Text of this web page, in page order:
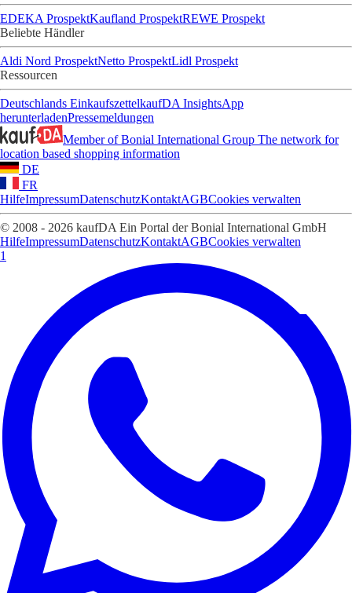
EDEKA ProspektKaufland ProspektREWE Prospekt
Beliebte Händler
Aldi Nord ProspektNetto ProspektLidl Prospekt
Ressourcen
Deutschlands EinkaufszettelkaufDA InsightsApp
herunterladenPressemeldungen
Member of Bonial International Group The network for
location based shopping information
DE
FR
HilfeImpressumDatenschutzKontaktAGBCookies verwalten
© 2008 - 2026 kaufDA Ein Portal der Bonial International GmbH
HilfeImpressumDatenschutzKontaktAGBCookies verwalten
1